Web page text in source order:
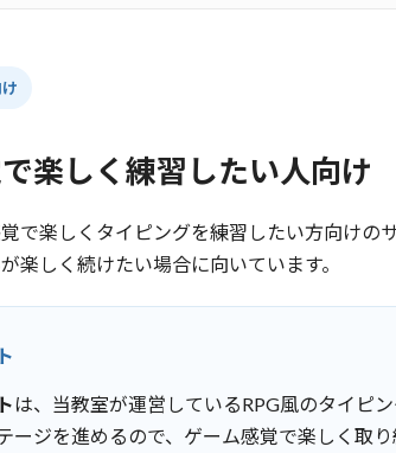
楽しく練習したい人向け
で楽しくタイピングを練習したい方向けの
楽しく続けたい場合に向いています。
は、当教室が運営しているRPG風のタイピ
ージを進めるので、ゲーム感覚で楽しく取り